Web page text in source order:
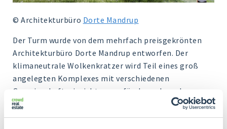
© Architekturbüro Dorte Mandrup
Der Turm wurde von dem mehrfach preisgekrönten
Architekturbüro Dorte Mandrup entworfen. Der
klimaneutrale Wolkenkratzer wird Teil eines groß
angelegten Komplexes mit verschiedenen
Gemeinschaftseinrichtungen für das nahe gelegene
Gebiet sein. Es gibt auch Platz für ein
Einkaufszentrum, ein Hotel und natürlich einige